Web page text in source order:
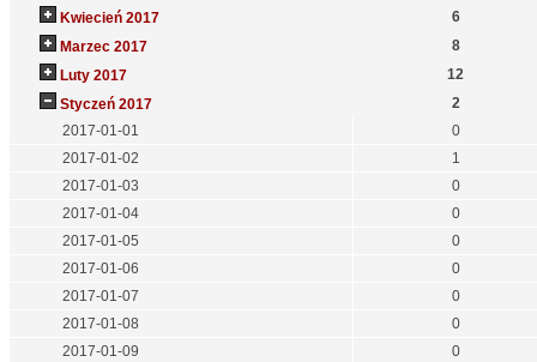
Kwiecień 2017
6
Marzec 2017
8
Luty 2017
12
Styczeń 2017
2
2017-01-01
0
2017-01-02
1
2017-01-03
0
2017-01-04
0
2017-01-05
0
2017-01-06
0
2017-01-07
0
2017-01-08
0
2017-01-09
0